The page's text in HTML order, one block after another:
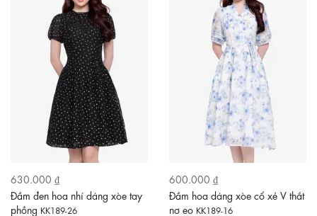
630.000 ₫
Đầm đen hoa nhí dáng xòe tay
phồng KK189-26
600.000 ₫
Đầm hoa dáng xòe cổ xẻ V thắt
nơ eo KK189-16